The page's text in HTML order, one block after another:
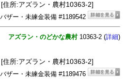
住所:アズラン・農村10363-2]
ザー・未練金装備 #1189542
アズラン・のどかな農村10363-2 (詳細)
住所:アズラン・農村10363-2]
ザー・未練金装備 #1189476